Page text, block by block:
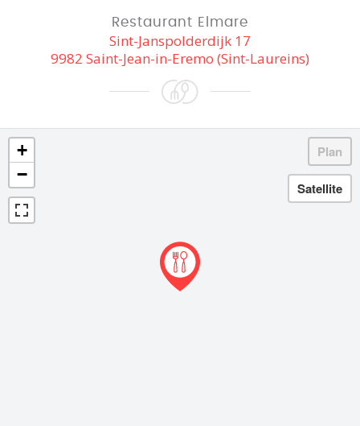
Restaurant Elmare
Sint-Janspolderdijk 17
9982 Saint-Jean-in-Eremo (Sint-Laureins)
+
−